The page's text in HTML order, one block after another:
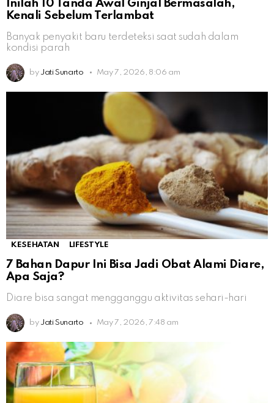
Inilah 10 Tanda Awal Ginjal Bermasalah,
Kenali Sebelum Terlambat
Banyak penyakit baru terdeteksi saat sudah dalam
kondisi parah
by Jati Sunarto May 7, 2026, 8:06 am
KESEHATAN LIFESTYLE
7 Bahan Dapur Ini Bisa Jadi Obat Alami Diare,
Apa Saja?
Diare bisa sangat mengganggu aktivitas sehari-hari
by Jati Sunarto May 7, 2026, 7:48 am